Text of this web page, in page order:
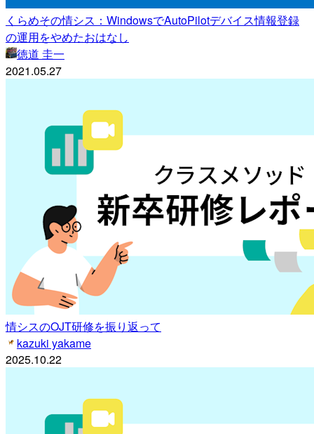
くらめその情シス：WindowsでAutoPilotデバイス情報登録
の運用をやめたおはなし
徳道 圭一
2021.05.27
情シスのOJT研修を振り返って
kazuki yakame
2025.10.22